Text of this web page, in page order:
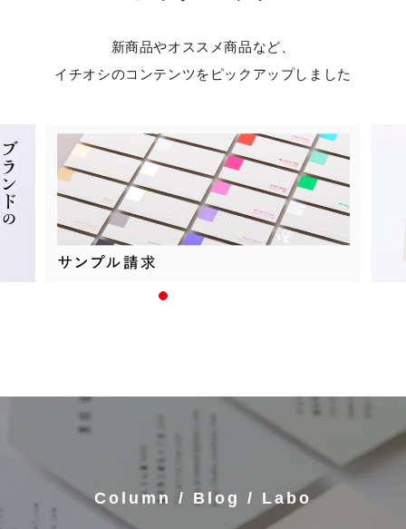
新商品やオススメ商品など、
イチオシのコンテンツをピックアップしました
Column / Blog / Labo